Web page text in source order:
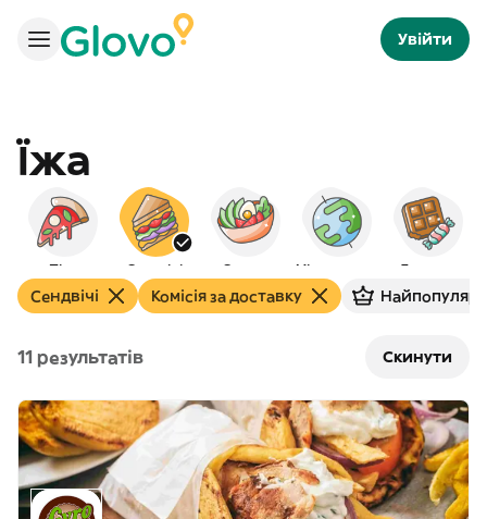
Увійти
Їжа
Піца Сендвічі Салати Міжнародна Десерти
Сендвічі Комісія за доставку
11 результатів Скинути